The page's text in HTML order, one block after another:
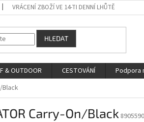
VRÁCENÍ ZBOŽÍ VE 14-TI DENNÍ LHŮTĚ
HLEDAT
& OUTDOOR CESTOVÁNÍ Podpora
Black
Carry-On/Black